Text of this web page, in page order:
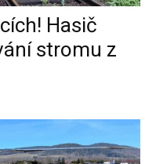
Hasič
stromu z